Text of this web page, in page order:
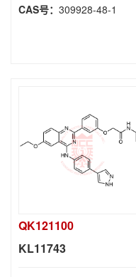
CAS号： 309928-48-1
QK121100
KL11743